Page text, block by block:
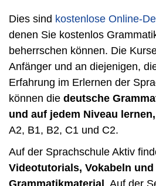
Dies sind kostenlose Online-
denen Sie kostenlos
beherrschen können. Die
Anfänger und an diejenigen,
Erfahrung im Erlernen der
können die deutsche
und auf jedem Niveau lernen,
A2, B1, B2, C1 und C2.
Auf der Sprachschule Aktiv
Videotutorials, Vokabeln und
Grammatikmaterial . Auf der